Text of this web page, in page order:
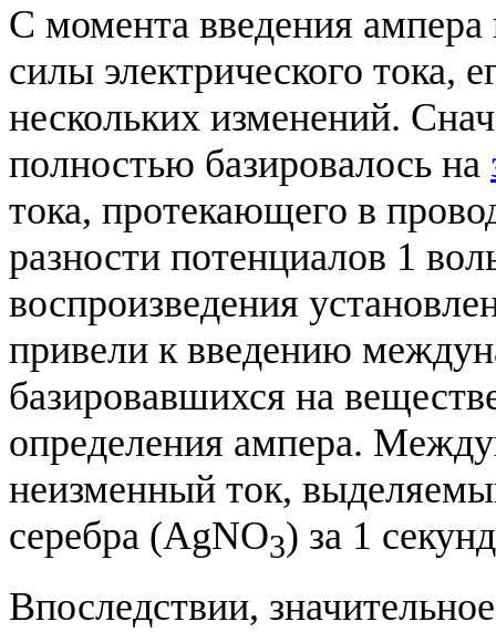
С момента введения ампера
силы электрического тока,
нескольких изменений.
полностью базировалось на
тока, протекающего в
разности потенциалов 1
воспроизведения
привели к введению
базировавшихся на
определения ампера.
неизменный ток,
серебра (AgNO3) за 1
Впоследствии,